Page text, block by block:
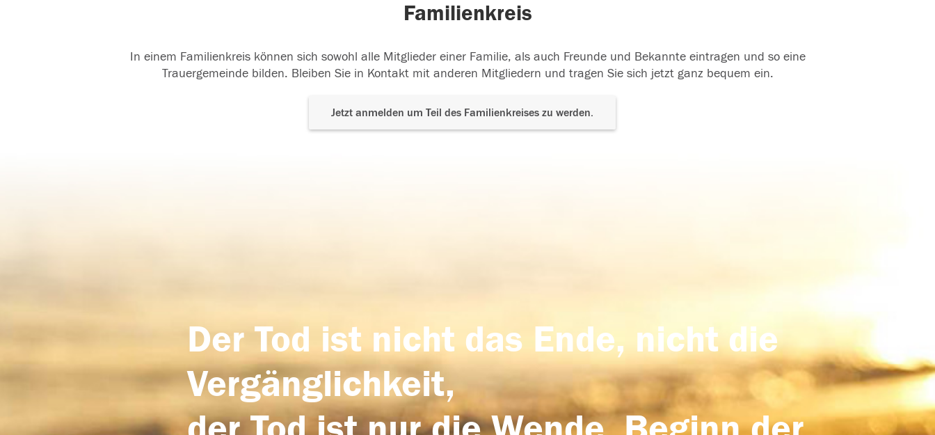
Familienkreis
In einem Familienkreis können sich sowohl alle Mitglieder einer Familie, als auch Freunde und Bekannte eintragen und so eine
Trauergemeinde bilden. Bleiben Sie in Kontakt mit anderen Mitgliedern und tragen Sie sich jetzt ganz bequem ein.
Jetzt anmelden um Teil des Familienkreises zu werden.
Der Tod ist nicht das Ende, nicht die
Vergänglichkeit,